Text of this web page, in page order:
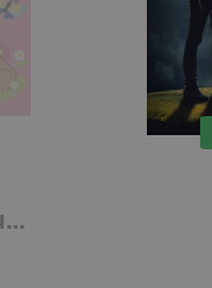
Mīlīgās kapibaras. Omulīga krāsošana. Relaksējoša krāsojamā grāmata